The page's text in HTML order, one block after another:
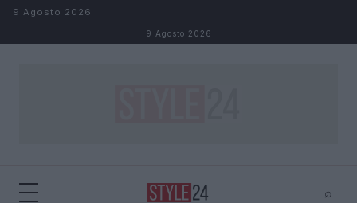
Salta al contenuto
9 Agosto 2026
9 Agosto 2026
⌕